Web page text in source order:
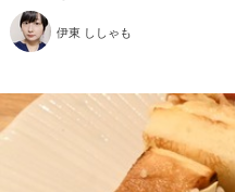
伊東 ししゃも